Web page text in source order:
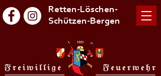
Retten-Löschen-
Schützen-Bergen